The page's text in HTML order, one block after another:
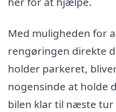
Med muligheden for
rengøringen direkte
holder parkeret,
nogensinde at holde
bilen klar til næste